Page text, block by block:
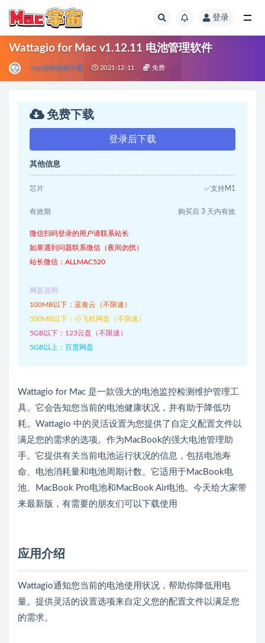
登录
Wattagio for Mac v1.12.11 电池管理软件
mac软件游戏下载 2021-12-11 免费
免费下载
登录后下载
其他信息
芯片 ✅支持M1
有效期 购买后 3 天内有效
微信扫码登录的用户请联系站长
如果遇到问题联系微信（夜间勿扰）
站长微信：ALLMAC520
网盘说明
100MB以下：蓝奏云（不限速）
500MB以下：小飞机网盘（不限速）
5GB以下：123云盘（不限速）
5GB以上：百度网盘
Wattagio for Mac 是一款强大的电池监控检测维护管理工
具。它会告知您当前的电池健康状况，并有助于降低功
耗。Wattagio 中的灵活设置为您提供了自定义配置文件以
满足您的需求的选项。作为MacBook的强大电池管理助
手。它提供有关当前电池运行状况的信息，包括电池寿
命、电池消耗量和电池周期计数。它适用于MacBook电
池、MacBook Pro电池和MacBook Air电池。今天给大家带
来最新版，有需要的朋友们可以下载使用
应用介绍
Wattagio通知您当前的电池使用状况，帮助你降低用电
量。提供灵活的设置选项来自定义您的配置文件以满足您
的需求。